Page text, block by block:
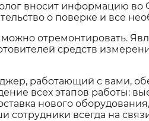
вносит информацию
о поверке и все
отремонтировать.
средств
работающий с вами,
всех этапов работы:
нового
сотрудники всегда на